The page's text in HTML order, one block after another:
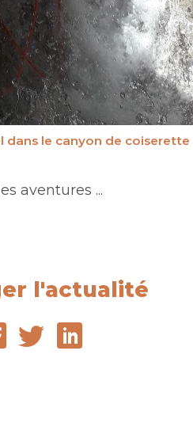
dans le canyon de coiserette
aventures ...
l'actualité